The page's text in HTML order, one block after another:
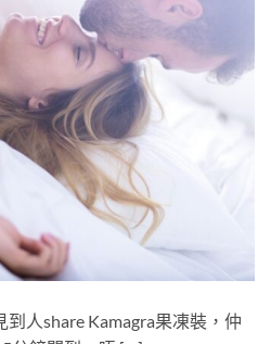
到人share Kamagra果凍裝，仲